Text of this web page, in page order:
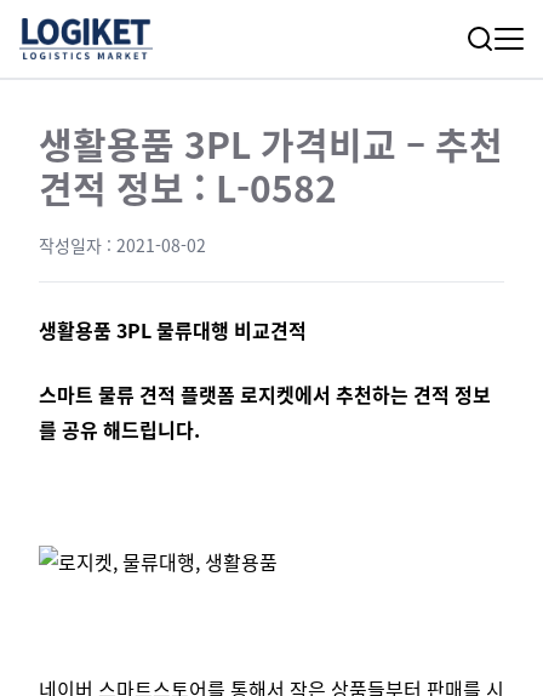
생활용품 3PL 가격비교 – 추천
견적 정보 : L-0582
작성일자 : 2021-08-02
생활용품 3PL 물류대행 비교견적
스마트 물류 견적 플랫폼 로지켓에서 추천하는 견적 정보
를 공유 해드립니다.
네이버 스마트스토어를 통해서 작은 상품들부터 판매를 시